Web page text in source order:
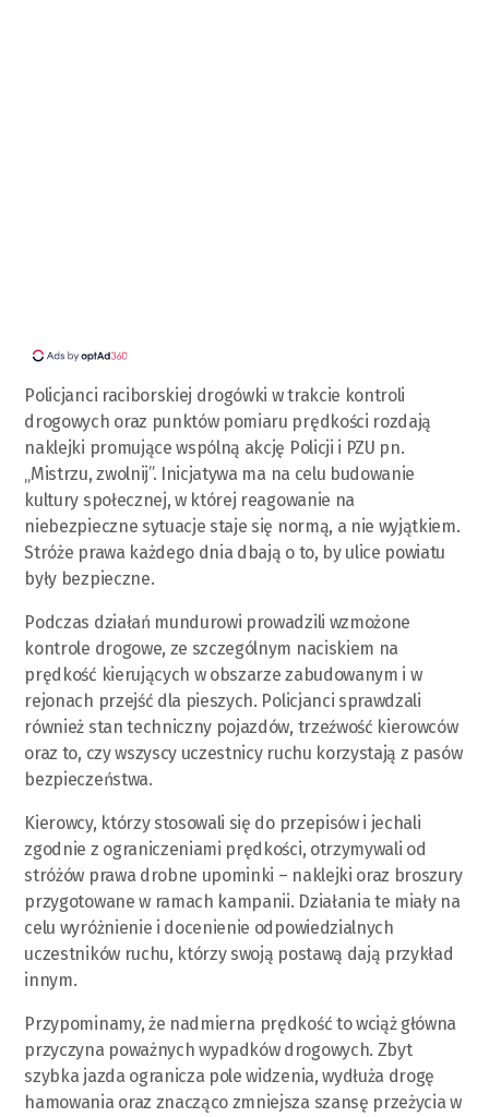
Policjanci raciborskiej drogówki w trakcie kontroli
drogowych oraz punktów pomiaru prędkości rozdają
naklejki promujące wspólną akcję Policji i PZU pn.
„Mistrzu, zwolnij”. Inicjatywa ma na celu budowanie
kultury społecznej, w której reagowanie na
niebezpieczne sytuacje staje się normą, a nie wyjątkiem.
Stróże prawa każdego dnia dbają o to, by ulice powiatu
były bezpieczne.
Podczas działań mundurowi prowadzili wzmożone
kontrole drogowe, ze szczególnym naciskiem na
prędkość kierujących w obszarze zabudowanym i w
rejonach przejść dla pieszych. Policjanci sprawdzali
również stan techniczny pojazdów, trzeźwość kierowców
oraz to, czy wszyscy uczestnicy ruchu korzystają z pasów
bezpieczeństwa.
Kierowcy, którzy stosowali się do przepisów i jechali
zgodnie z ograniczeniami prędkości, otrzymywali od
stróżów prawa drobne upominki – naklejki oraz broszury
przygotowane w ramach kampanii. Działania te miały na
celu wyróżnienie i docenienie odpowiedzialnych
uczestników ruchu, którzy swoją postawą dają przykład
innym.
Przypominamy, że nadmierna prędkość to wciąż główna
przyczyna poważnych wypadków drogowych. Zbyt
szybka jazda ogranicza pole widzenia, wydłuża drogę
hamowania oraz znacząco zmniejsza szansę przeżycia w